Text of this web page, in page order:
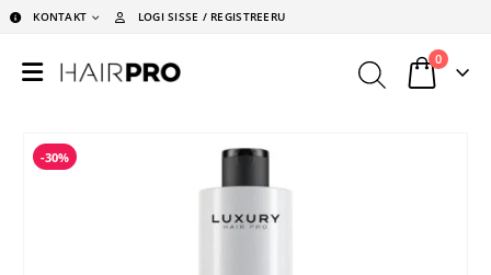
KONTAKT LOGI SISSE / REGISTREERU
0
-30%